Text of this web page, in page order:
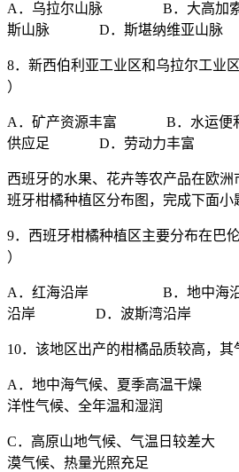
A．乌拉尔山脉 B．大高加
斯山脉 D．斯堪纳维亚山脉
8．新西伯利亚工业区和乌拉尔工业
）
A．矿产资源丰富 B．水
供应足 D．劳动力丰富
西班牙的水果、花卉等农产品在欧
班牙柑橘种植区分布图，完成下面小
9．西班牙柑橘种植区主要分布在巴
）
A．红海沿岸 B．地中
沿岸 D．波斯湾沿岸
10．该地区出产的柑橘品质较高，
A．地中海气候、夏季高
洋性气候、全年温和湿润
C．高原山地气候、气温日
漠气候、热量光照充足